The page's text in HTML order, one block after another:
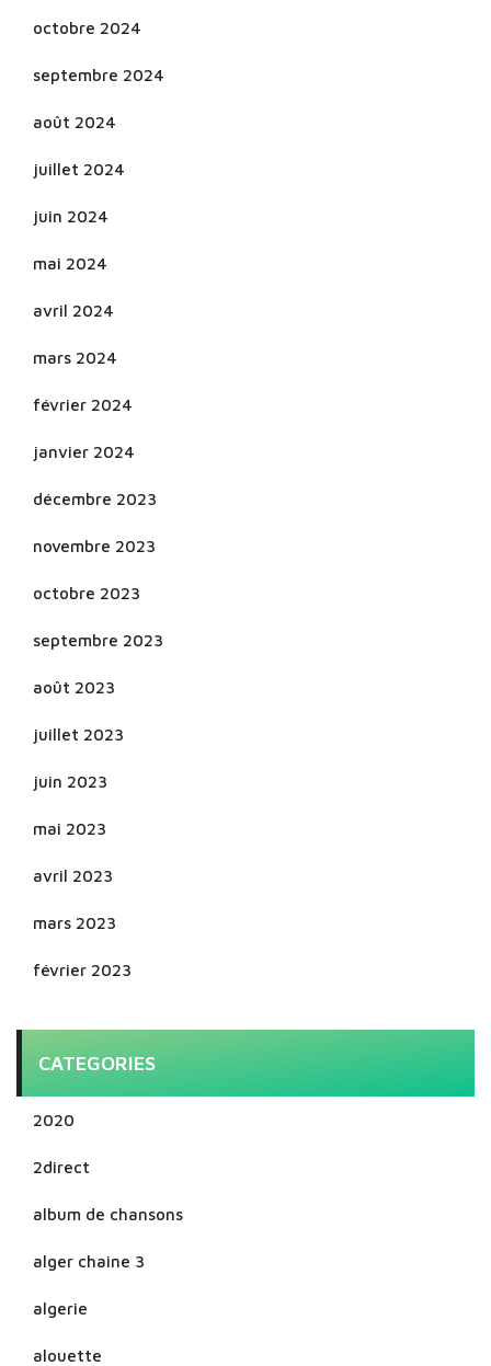
octobre 2024
septembre 2024
août 2024
juillet 2024
juin 2024
mai 2024
avril 2024
mars 2024
février 2024
janvier 2024
décembre 2023
novembre 2023
octobre 2023
septembre 2023
août 2023
juillet 2023
juin 2023
mai 2023
avril 2023
mars 2023
février 2023
CATEGORIES
2020
2direct
album de chansons
alger chaine 3
algerie
alouette